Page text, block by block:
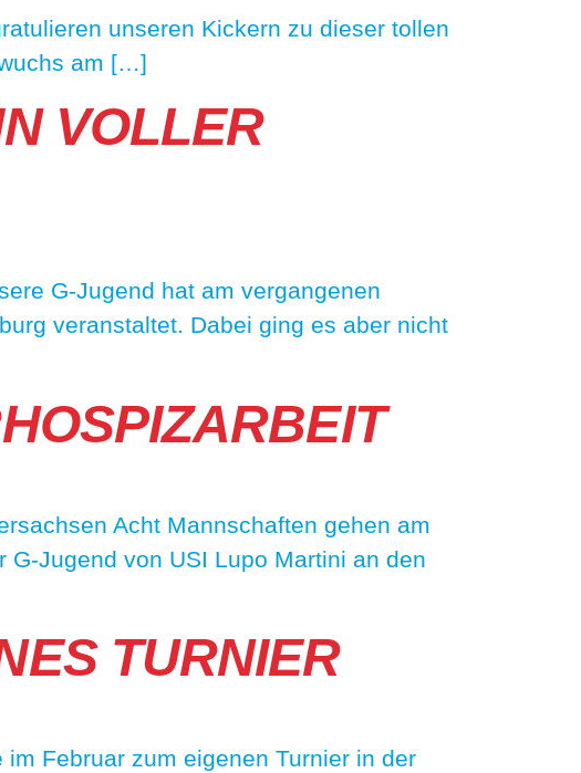
unseren Kickern zu dieser tollen
am […]
VOLLER
G-Jugend hat am vergangenen
veranstaltet. Dabei ging es aber nicht
Acht Mannschaften gehen am
Jugend von USI Lupo Martini an den
TURNIER
Februar zum eigenen Turnier in der